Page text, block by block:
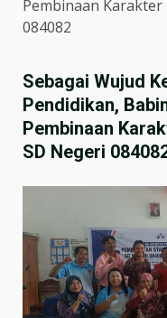
Pembinaan Karakter
084082
Sebagai Wujud
Pendidikan,
Pembinaan
SD Negeri